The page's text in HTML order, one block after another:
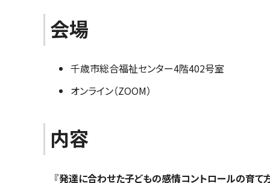
会場
千歳市総合福祉センター4階402号室
オンライン（ZOOM）
内容
『発達に合わせた子どもの感情コントロールの育て